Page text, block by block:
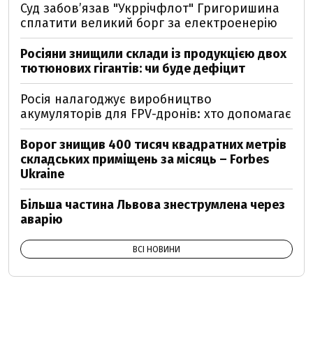
Суд забов’язав "Укррічфлот" Григоришина
сплатити великий борг за електроенерію
Росіяни знищили склади із продукцією двох
тютюнових гігантів: чи буде дефіцит
Росія налагоджує виробництво
акумуляторів для FPV-дронів: хто допомагає
Ворог знищив 400 тисяч квадратних метрів
складських приміщень за місяць – Forbes
Ukraine
Більша частина Львова знеструмлена через
аварію
ВСІ НОВИНИ